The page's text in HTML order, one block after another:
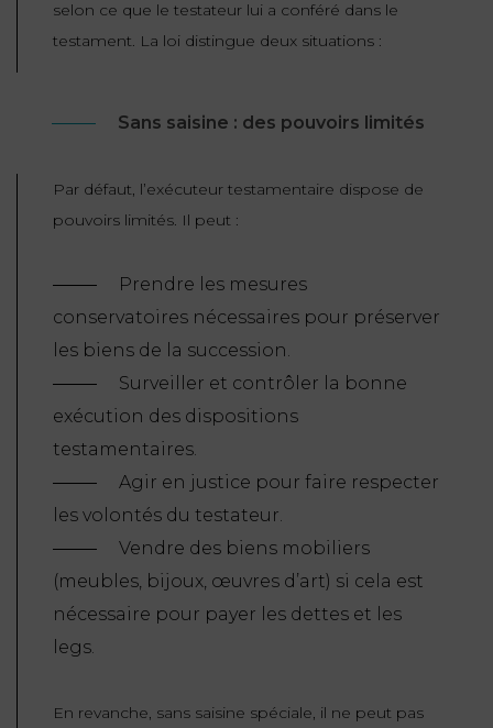
L’URBANISME
selon ce que le testateur lui a conféré dans le
testament. La loi distingue deux situations :
Sans saisine : des pouvoirs limités
Par défaut, l’exécuteur testamentaire dispose de
pouvoirs limités. Il peut :
Prendre les mesures
conservatoires nécessaires pour préserver
les biens de la succession.
Surveiller et contrôler la bonne
exécution des dispositions
testamentaires.
Agir en justice pour faire respecter
les volontés du testateur.
Vendre des biens mobiliers
(meubles, bijoux, œuvres d’art) si cela est
nécessaire pour payer les dettes et les
legs.
En revanche, sans saisine spéciale, il ne peut pas